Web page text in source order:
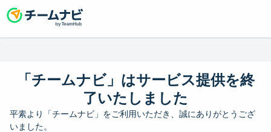
「チームナビ」はサービス提供を終
了いたしました
平素より「チームナビ」をご利用いただき、誠にありがとうござ
いました。